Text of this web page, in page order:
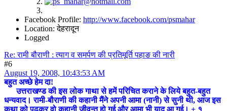
Facebook Profile: http://www.facebook.com/psmahar
Location: देहरादून
Logged
Re: रामी बौराणी : त्याग व समर्पण की प्रतिमूर्ति पहाङ की नारी
#6
August 19, 2008, 10:43:53 AM
बहुत अच्छे हेम दा!
उत्तराखण्ड की इस लोक गाथा से हमें परिचित कराने के लिये बहुत-बहुत
धन्यवाद। रामी-बौराणी की कहानी मैंने अपनी आमा (नानी) से सुनी थी, आज इस